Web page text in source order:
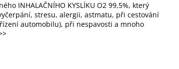
INHALAČNÍHO KYSLÍKU O2 99,5%, který
stresu, alergii, astmatu, při cestování
automobilu), při nespavosti a mnoho